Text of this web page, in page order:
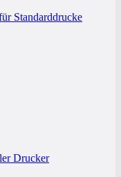
Standarddrucke
Drucker